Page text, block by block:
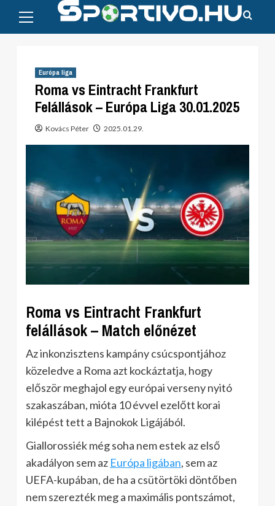
content
Menu
Európa liga
Roma vs Eintracht Frankfurt
Felállások – Európa Liga 30.01.2025
Kovács Péter 2025.01.29.
Roma vs Eintracht Frankfurt
felállások – Match előnézet
Az inkonzisztens kampány csúcspontjához
közeledve a Roma azt kockáztatja, hogy
először meghajol egy európai verseny nyitó
szakaszában, mióta 10 évvel ezelőtt korai
kilépést tett a Bajnokok Ligájából.
Giallorossiék még soha nem estek az első
akadályon sem az Európa ligában, sem az
UEFA-kupában, de ha a csütörtöki döntőben
nem szerezték meg a maximális pontszámot,